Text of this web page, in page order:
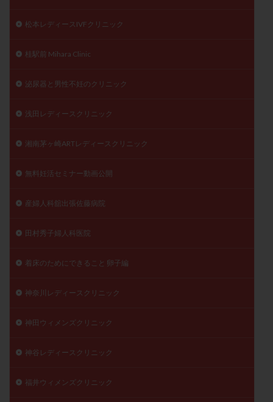
松本レディースIVFクリニック
桂駅前 Mihara Clinic
泌尿器と男性不妊のクリニック
浅田レディースクリニック
湘南茅ヶ崎ARTレディースクリニック
無料妊活セミナー動画公開
産婦人科舘出張佐藤病院
田村秀子婦人科医院
着床のためにできること 卵子編
神奈川レディースクリニック
神田ウィメンズクリニック
神谷レディースクリニック
福井ウィメンズクリニック